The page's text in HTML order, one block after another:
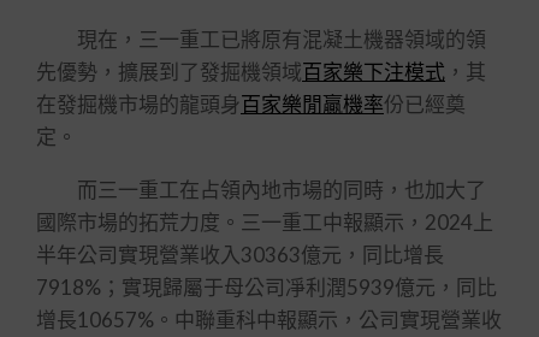
現在，三一重工已將原有混凝土機器領域的領
先優勢，擴展到了發掘機領域百家樂下注模式 ，其
在發掘機市場的龍頭身百家樂閒贏機率份已經奠
定。
而三一重工在占領內地市場的同時，也加大了
國際市場的拓荒力度。三一重工中報顯示，2024上
半年公司實現營業收入30363億元，同比增長
7918%；實現歸屬于母公司凈利潤5939億元，同比
增長10657%。中聯重科中報顯示，公司實現營業收